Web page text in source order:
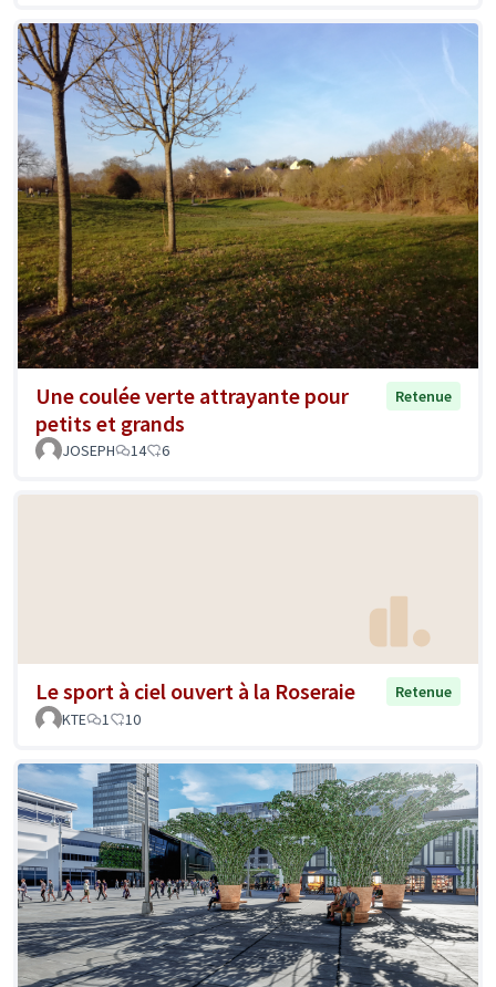
Une coulée verte attrayante pour
petits et grands
Retenue
JOSEPH 14 6
Le sport à ciel ouvert à la Roseraie
Retenue
KTE
1 10